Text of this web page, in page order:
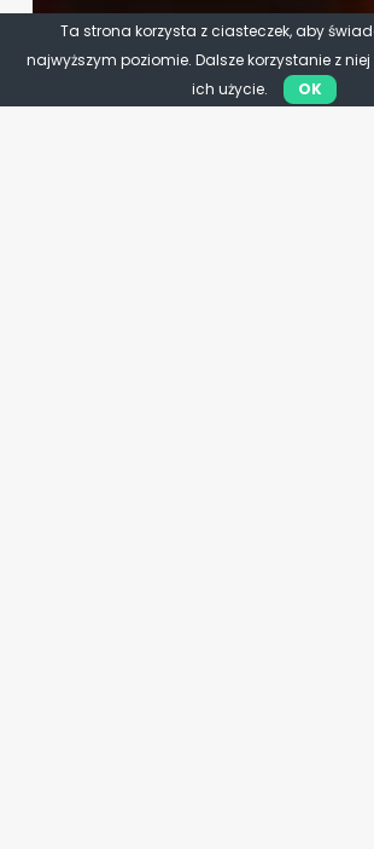
Ta strona korzysta z ciasteczek, aby
najwyższym poziomie. Dalsze korzystanie z
ich użycie.
OK